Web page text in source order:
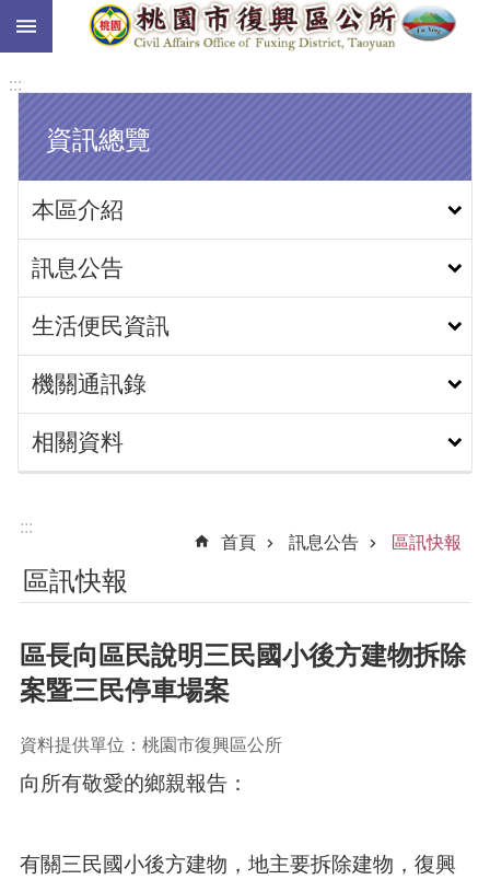
跳到主要內容區塊
:::
資訊總覽
本區介紹
訊息公告
生活便民資訊
機關通訊錄
相關資料
:::
首頁
訊息公告 區訊快報
區訊快報
區長向區民說明三民國小後方建物拆除
案暨三民停車場案
資料提供單位：桃園市復興區公所
向所有敬愛的鄉親報告：
有關三民國小後方建物，地主要拆除建物，復興